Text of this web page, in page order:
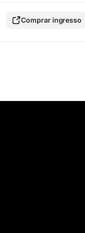
Comprar ingresso